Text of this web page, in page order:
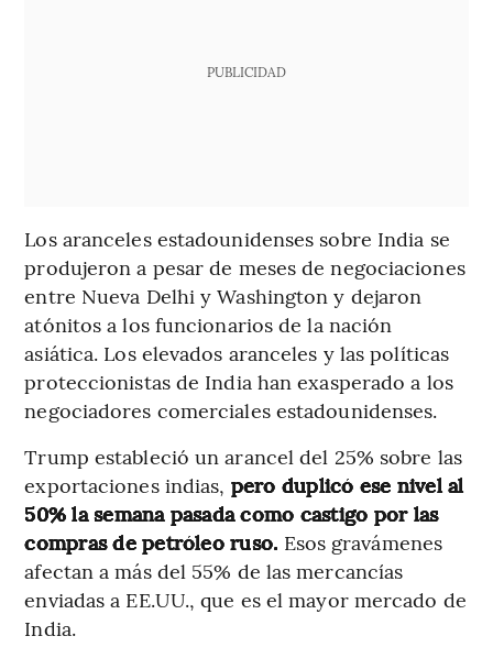
PUBLICIDAD
Los aranceles estadounidenses sobre India se
produjeron a pesar de meses de negociaciones
entre Nueva Delhi y Washington y dejaron
atónitos a los funcionarios de la nación
asiática. Los elevados aranceles y las políticas
proteccionistas de India han exasperado a los
negociadores comerciales estadounidenses.
Trump estableció un arancel del 25% sobre las
exportaciones indias, pero duplicó ese nivel al
50% la semana pasada como castigo por las
compras de petróleo ruso. Esos gravámenes
afectan a más del 55% de las mercancías
enviadas a EE.UU., que es el mayor mercado de
India.